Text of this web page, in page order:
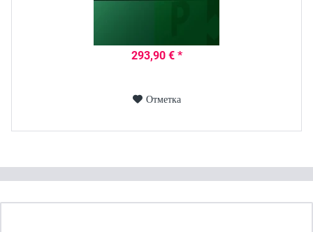
293,90 € *
Отметка